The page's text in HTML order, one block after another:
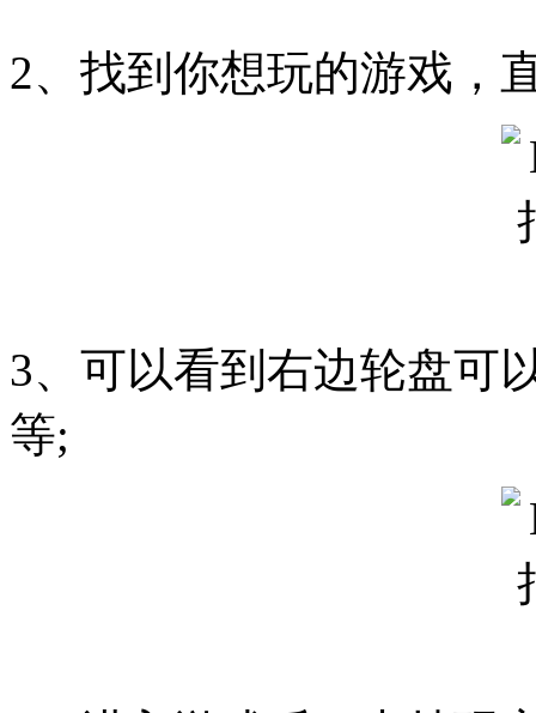
2、找到你想玩的游戏，
3、可以看到右边轮盘可
等;